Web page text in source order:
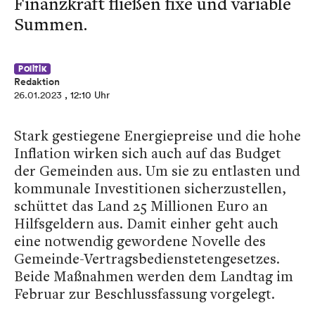
Summen.
Politik
Redaktion
26.01.2023 , 12:10 Uhr
Stark gestiegene Energiepreise und die hohe
Inflation wirken sich auch auf das Budget
der Gemeinden aus. Um sie zu entlasten und
kommunale Investitionen sicherzustellen,
schüttet das Land 25 Millionen Euro an
Hilfsgeldern aus. Damit einher geht auch
eine notwendig gewordene Novelle des
Gemeinde-Vertragsbedienstetengesetzes.
Beide Maßnahmen werden dem Landtag im
Februar zur Beschlussfassung vorgelegt.